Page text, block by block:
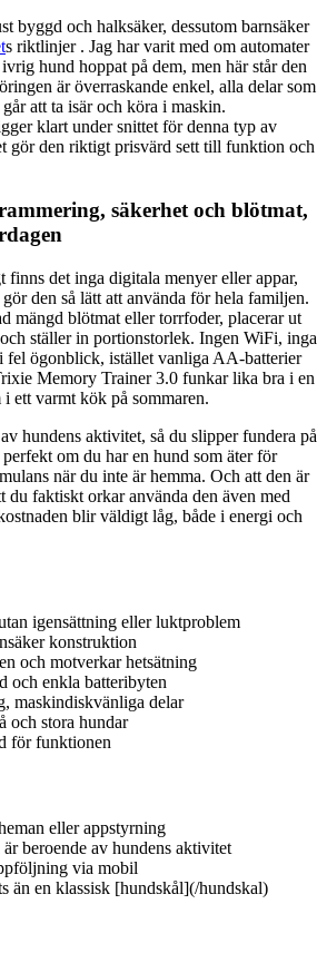
byggd och halksäker, dessutom barnsäker
s riktlinjer . Jag har varit med om automater
hund hoppat på dem, men här står den
är överraskande enkel, alla delar som
att ta isär och köra i maskin.
klart under snittet för denna typ av
gör den riktigt prisvärd sett till funktion och
säkerhet och blötmat,
finns det inga digitala menyer eller appar,
den så lätt att använda för hela familjen.
mängd blötmat eller torrfoder, placerar ut
ställer in portionstorlek. Ingen WiFi, inga
fel ögonblick, istället vanliga AA-batterier
Memory Trainer 3.0 funkar lika bra i en
ett varmt kök på sommaren.
hundens aktivitet, så du slipper fundera på
om du har en hund som äter för
när du inte är hemma. Och att den är
du faktiskt orkar använda den även med
blir väldigt låg, både i energi och
igensättning eller luktproblem
konstruktion
och motverkar hetsätning
och enkla batteribyten
maskindiskvänliga delar
och stora hundar
för funktionen
eller appstyrning
beroende av hundens aktivitet
via mobil
än en klassisk [hundskål](/hundskal)